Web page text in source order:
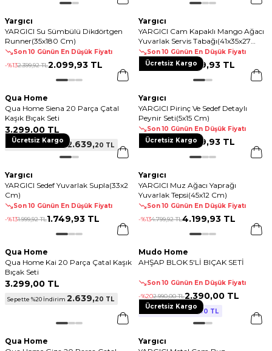
Yargıcı
YARGICI Su Sümbülü Dikdörtgen
Runner(35x180 Cm)
Son 10 Günün En Düşük Fiyatı
-%132.399,92 TL2.099,93 TL
Yargıcı
YARGICI Cam Kapaklı Mango Ağacı
Yuvarlak Servis Tabağı(41x35x27
Cm)Son 10 Günün En Düşük Fiyatı
133.199,92 TL2.799,93 TL
Qua Home
Qua Home Siena 20 Parça Çatal
Kaşık Bıçak Seti
3.299,00 TL
Sepette %20 İndirim 2.639,20 TL
Ücretsiz Kargo
Yargıcı
YARGICI Pirinç Ve Sedef Detaylı
Peynir Seti(5x15 Cm)
Son 10 Günün En Düşük Fiyatı
133.199,92 TL2.799,93 TL
Ücretsiz Kargo
Yargıcı
YARGICI Sedef Yuvarlak Supla(33x2
Cm)
Son 10 Günün En Düşük Fiyatı
-%131.999,92 TL1.749,93 TL
Ücretsiz Kargo
Yargıcı
YARGICI Muz Ağacı Yaprağı
Yuvarlak Tepsi(45x12 Cm)
Son 10 Günün En Düşük Fiyatı
-%134.799,92 TL4.199,93 TL
Qua Home
Qua Home Kai 20 Parça Çatal Kaşık
Bıçak Seti
3.299,00 TL
Sepette %20 İndirim 2.639,20 TL
Mudo Home
AHŞAP BLOK 5'Lİ BIÇAK SETİ
Son 10 Günün En Düşük Fiyatı
-%202.990,00 TL2.390,00 TL
2.390, 00 TL
Qua Home
Ücretsiz Kargo
Yargıcı